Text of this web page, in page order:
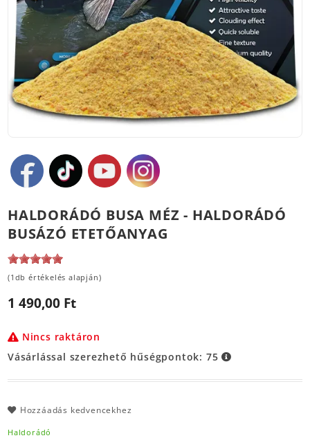
HALDORÁDÓ BUSA MÉZ - HALDORÁDÓ
BUSÁZÓ ETETŐANYAG
(1db értékelés alapján)
1 490,00 Ft
Nincs raktáron
Vásárlással szerezhető hűségpontok: 75
Hozzáadás kedvencekhez
Haldorádó